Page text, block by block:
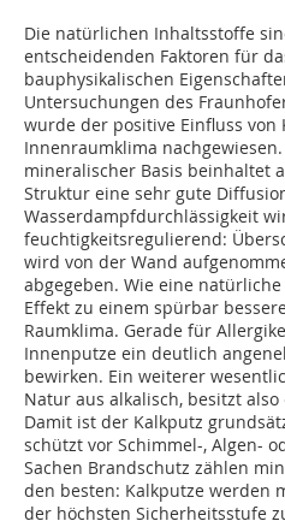
Die natürlichen Inhaltsstoffe
entscheidenden Faktoren für
bauphysikalischen
Untersuchungen des
wurde der positive Einfluss von
Innenraumklima
mineralischer Basis beinhaltet
Struktur eine sehr gute
Wasserdampfdurchlässigkeit
feuchtigkeitsregulierend:
wird von der Wand
abgegeben. Wie eine
Effekt zu einem spürbar
Raumklima. Gerade für
Innenputze ein deutlich
bewirken. Ein weiterer
Natur aus alkalisch, besitzt
Damit ist der Kalkputz
schützt vor Schimmel-, Algen-
Sachen Brandschutz zählen
den besten: Kalkputze werden
der höchsten Sicherheitsstufe